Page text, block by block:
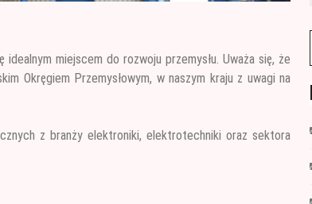
miejscem do rozwoju przemysłu. Uważa się, że
Okręgiem Przemysłowym, w naszym kraju z uwagi na
z branży elektroniki, elektrotechniki oraz sektora